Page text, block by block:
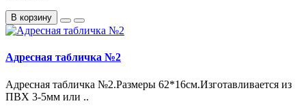
В корзину
Адресная табличка №2
Адресная табличка №2.Размеры 62*16см.Изготавливается из
ПВХ 3-5мм или ..